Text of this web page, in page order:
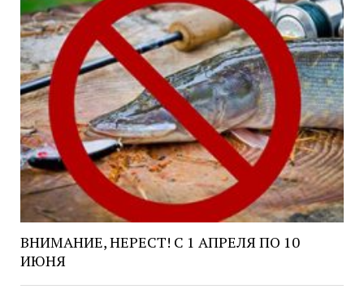
ВНИМАНИЕ, НЕРЕСТ! С 1 АПРЕЛЯ ПО 10
ИЮНЯ